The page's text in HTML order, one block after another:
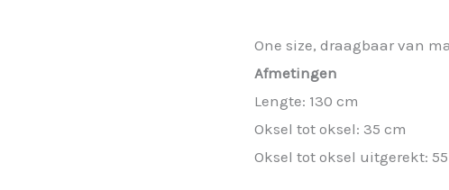
One size, draagbaar van
Afmetingen
Lengte: 130 cm
Oksel tot oksel: 35 cm
Oksel tot oksel uitgerekt: